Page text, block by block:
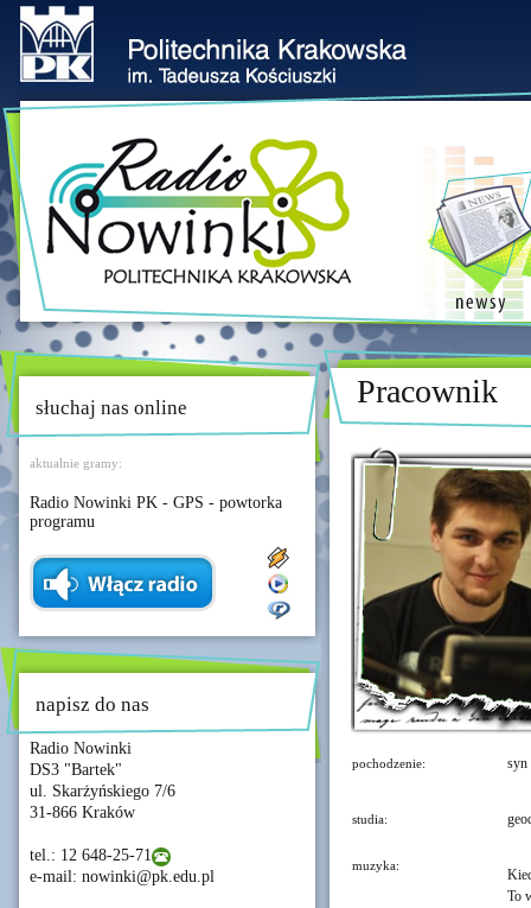
słuchaj nas online
aktualnie gramy:
Radio Nowinki PK - GPS - powtorka
programu
napisz do nas
Radio Nowinki
DS3 "Bartek"
ul. Skarżyńskiego 7/6
31-866 Kraków
tel.: 12 648-25-71
e-mail: nowinki@pk.edu.pl
Pracownik
pochodzenie: syn
studia:
muzyka:
To